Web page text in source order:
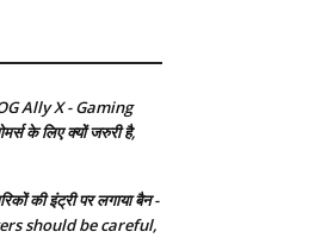
Ally X - Gaming
के लिए क्यों जरुरी है,
की इंट्री पर लगाया बैन -
should be careful,